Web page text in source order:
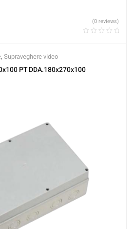
(0 reviews)
, Supraveghere video
PT DDA.180x270x100